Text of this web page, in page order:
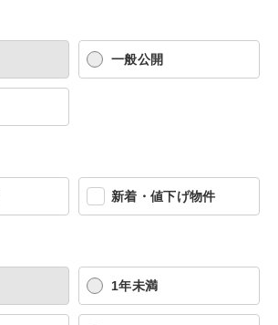
一般公開
新着・値下げ物件
1年未満